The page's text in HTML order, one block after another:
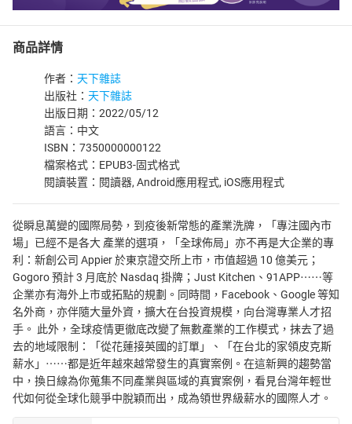
商品詳情
作者： 天下雜誌
出版社： 天下雜誌
出版日期：2022/05/12
語言：中文
ISBN：7350000000122
檔案格式：EPUB3-固式格式
閱讀裝置：閱讀器, Android應用程式, iOS應用程式
從瞬息萬變的國際局勢，到疫後新常態的產業洗牌，「專注國內市
場」已經不是各大 產業的選項，「全球佈局」亦不再是大企業的專
利：新創公司 Appier 於東京證交所上市，市值超過 10 億美元；
Gogoro 預計 3 月底於 Nasdaq 掛牌；Just Kitchen、91APP⋯⋯等
企業亦有海外上市或拓點的規劃。同時間，Facebook、Google 等知
名外商，亦伴隨大量外資，擴大在台投資規模，向台灣專業人才招
手。 此外，全球疫情更徹底改變了無數產業的工作模式，抹去了過
去的地域限制：「從花蓮接英國的訂單」、「在台北的家領皮克斯
薪水」⋯⋯都是近年越來越常發生的真實案例。在這新興的趨勢當
中，換日線為你蒐集不同產業與區域的真實案例，看見台灣年輕世
代如何從全球化競爭中脫穎而出，成為領世界級薪水的國際人才。